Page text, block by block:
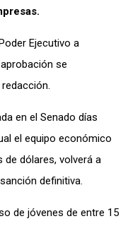
Ejecutivo a
se
en el Senado días
el equipo económico
de dólares, volverá a
definitiva.
de jóvenes de entre 15